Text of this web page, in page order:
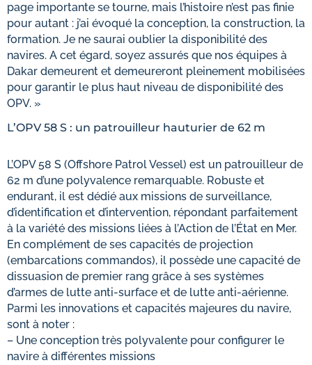
page importante se tourne, mais l’histoire n’est pas finie
pour autant : j’ai évoqué la conception, la construction, la
formation. Je ne saurai oublier la disponibilité des
navires. A cet égard, soyez assurés que nos équipes à
Dakar demeurent et demeureront pleinement mobilisées
pour garantir le plus haut niveau de disponibilité des
OPV. »
L’OPV 58 S : un patrouilleur hauturier de 62 m
L’OPV 58 S (Offshore Patrol Vessel) est un patrouilleur de
62 m d’une polyvalence remarquable. Robuste et
endurant, il est dédié aux missions de surveillance,
d’identification et d’intervention, répondant parfaitement
à la variété des missions liées à l’Action de l’État en Mer.
En complément de ses capacités de projection
(embarcations commandos), il possède une capacité de
dissuasion de premier rang grâce à ses systèmes
d’armes de lutte anti-surface et de lutte anti-aérienne.
Parmi les innovations et capacités majeures du navire,
sont à noter :
– Une conception très polyvalente pour configurer le
navire à différentes missions